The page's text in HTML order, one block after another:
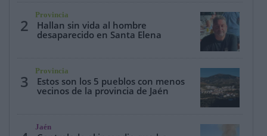
2
Provincia
Hallan sin vida al hombre
desaparecido en Santa Elena
3
Provincia
Estos son los 5 pueblos con menos
vecinos de la provincia de Jaén
Jaén